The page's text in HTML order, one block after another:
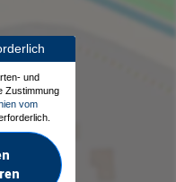
und
Zustimmung
vom